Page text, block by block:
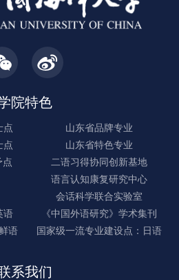
院特色
点
山东省品牌专业
点
山东省特色专业
点
二语习得协同创新基地
语言认知康复研究中心
会话科学联合实验室
语
《中国外语研究》学术集刊
语
国家级一流专业建设点：日语
系我们